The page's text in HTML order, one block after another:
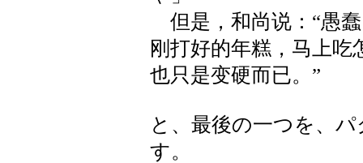
但是，和尚说：“愚
刚打好的年糕，马上吃
也只是变硬而已。”
と、最後の一つを、
す。